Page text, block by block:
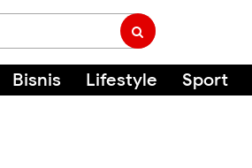
Bisnis Lifestyle Sport